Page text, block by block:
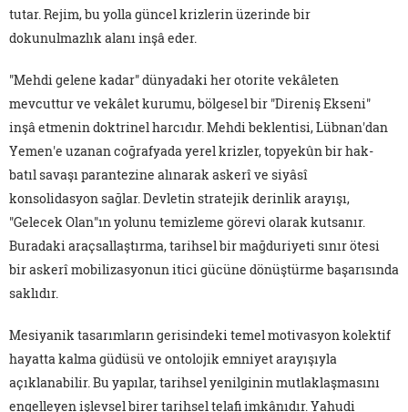
tutar. Rejim, bu yolla güncel krizlerin üzerinde bir
dokunulmazlık alanı inşâ eder.
"Mehdi gelene kadar" dünyadaki her otorite vekâleten
mevcuttur ve vekâlet kurumu, bölgesel bir "Direniş Ekseni"
inşâ etmenin doktrinel harcıdır. Mehdi beklentisi, Lübnan'dan
Yemen'e uzanan coğrafyada yerel krizler, topyekûn bir hak-
batıl savaşı parantezine alınarak askerî ve siyâsî
konsolidasyon sağlar. Devletin stratejik derinlik arayışı,
"Gelecek Olan"ın yolunu temizleme görevi olarak kutsanır.
Buradaki araçsallaştırma, tarihsel bir mağduriyeti sınır ötesi
bir askerî mobilizasyonun itici gücüne dönüştürme başarısında
saklıdır.
Mesiyanik tasarımların gerisindeki temel motivasyon kolektif
hayatta kalma güdüsü ve ontolojik emniyet arayışıyla
açıklanabilir. Bu yapılar, tarihsel yenilginin mutlaklaşmasını
engelleyen işlevsel birer tarihsel telafi imkânıdır. Yahudi